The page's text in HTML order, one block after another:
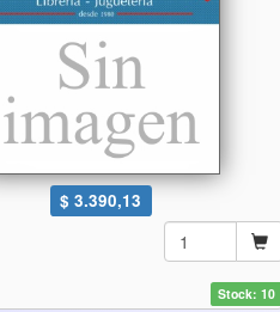
$ 3.390,13
Stock: 10